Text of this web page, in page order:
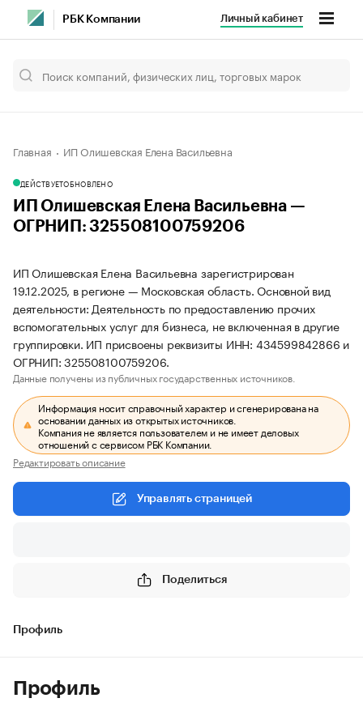
РБК Компании Личный кабинет
Главная ИП Олишевская Елена Васильевна
ДЕЙСТВУЕТОБНОВЛЕНО
ИП Олишевская Елена Васильевна —
ОГРНИП: 325508100759206
ИП Олишевская Елена Васильевна зарегистрирован
19.12.2025, в регионе — Московская область. Основной вид
деятельности: Деятельность по предоставлению прочих
вспомогательных услуг для бизнеса, не включенная в другие
группировки. ИП присвоены реквизиты ИНН: 434599842866 и
ОГРНИП: 325508100759206.
Данные получены из публичных государственных источников.
Информация носит справочный характер и сгенерирована на
основании данных из открытых источников.
Компания не является пользователем и не имеет деловых
отношений с сервисом РБК Компании.
Редактировать описание
Управлять страницей
Поделиться
Профиль
Профиль